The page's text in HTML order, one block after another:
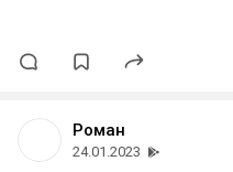
Роман
24.01.2023